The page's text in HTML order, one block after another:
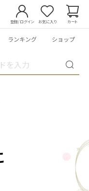
登録/ログイン お気に入り カート
ランキング ショップ